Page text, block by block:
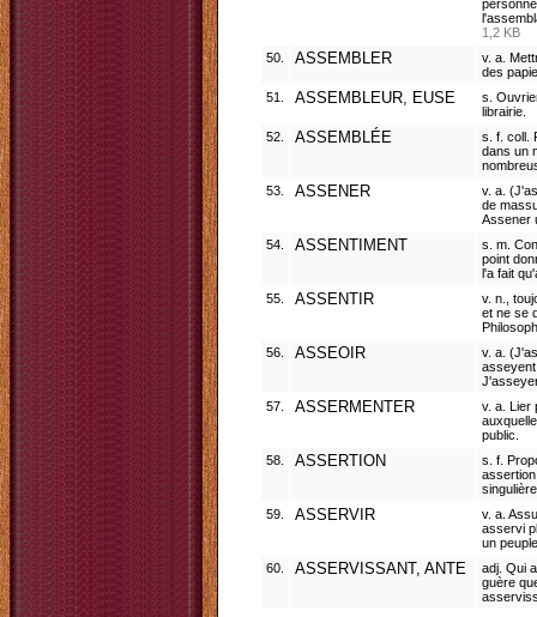
1,2 KB
50.
ASSEMBLER
v. a.
des
51.
ASSEMBLEUR, EUSE
s.
librairie.
52.
ASSEMBLÉE
s. f. coll.
dans un
53.
ASSENER
v. a.
de
Assener
54.
ASSENTIMENT
s. m.
point
l'a fait
55.
ASSENTIR
v. n.,
et ne se
56.
ASSEOIR
v. a.
57.
ASSERMENTER
v. a. Lier
public.
58.
ASSERTION
s. f.
59.
ASSERVIR
v. a.
asservi
un
60.
ASSERVISSANT, ANTE
adj. Qui
guère